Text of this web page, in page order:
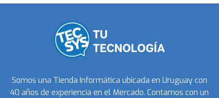
Somos una Tienda Informática ubicada en Uruguay con
40 años de experiencia en el Mercado. Contamos con un